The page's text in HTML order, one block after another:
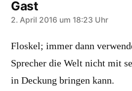
Gast
sagt:
2. April 2016 um 18:23 Uhr
Floskel; immer dann
Sprecher die Welt nicht mit
in Deckung bringen kann.